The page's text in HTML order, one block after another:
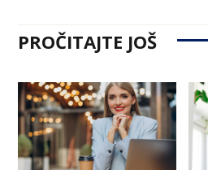
PROČITAJTE JOŠ